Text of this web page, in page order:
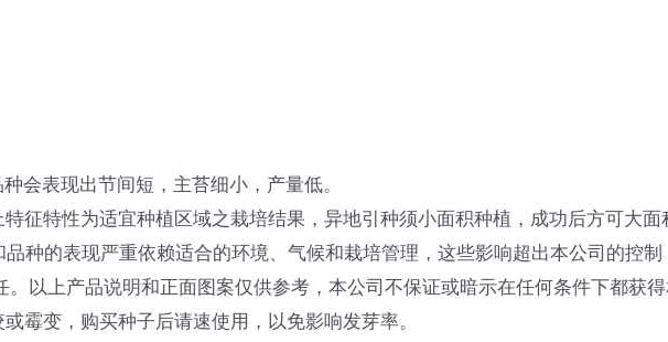
会表现出节间短，主苔细小，产量低。
征特性为适宜种植区域之栽培结果，异地引种须小面积种植，成功后方可大面
种的表现严重依赖适合的环境、气候和栽培管理，这些影响超出本公司的控
以上产品说明和正面图案仅供参考，本公司不保证或暗示在任何条件下都获得
霉变，购买种子后请速使用，以免影响发芽率。